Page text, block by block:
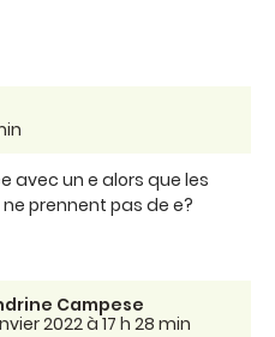
avec un e alors que les
prennent pas de e?
Campese
2022 à 17 h 28 min